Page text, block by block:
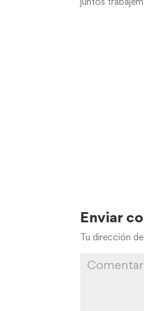
juntos
Enviar
Tu dirección